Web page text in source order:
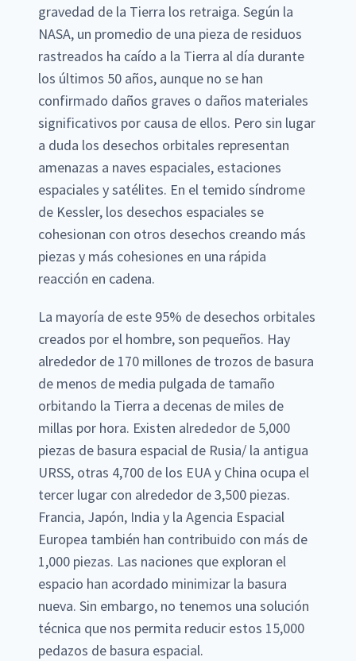
gravedad de la Tierra los retraiga. Según la
NASA, un promedio de una pieza de residuos
rastreados ha caído a la Tierra al día durante
los últimos 50 años, aunque no se han
confirmado daños graves o daños materiales
significativos por causa de ellos. Pero sin lugar
a duda los desechos orbitales representan
amenazas a naves espaciales, estaciones
espaciales y satélites. En el temido síndrome
de Kessler, los desechos espaciales se
cohesionan con otros desechos creando más
piezas y más cohesiones en una rápida
reacción en cadena.
La mayoría de este 95% de desechos orbitales
creados por el hombre, son pequeños. Hay
alrededor de 170 millones de trozos de basura
de menos de media pulgada de tamaño
orbitando la Tierra a decenas de miles de
millas por hora. Existen alrededor de 5,000
piezas de basura espacial de Rusia/ la antigua
URSS, otras 4,700 de los EUA y China ocupa el
tercer lugar con alrededor de 3,500 piezas.
Francia, Japón, India y la Agencia Espacial
Europea también han contribuido con más de
1,000 piezas. Las naciones que exploran el
espacio han acordado minimizar la basura
nueva. Sin embargo, no tenemos una solución
técnica que nos permita reducir estos 15,000
pedazos de basura espacial.